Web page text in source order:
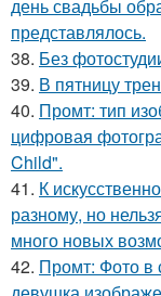
день свадьбы
представлялось.
38. Без
39. В пятницу
40. Промт: тип
цифровая
Child".
41. К
разному, но
много новых
42. Промт: Фото в